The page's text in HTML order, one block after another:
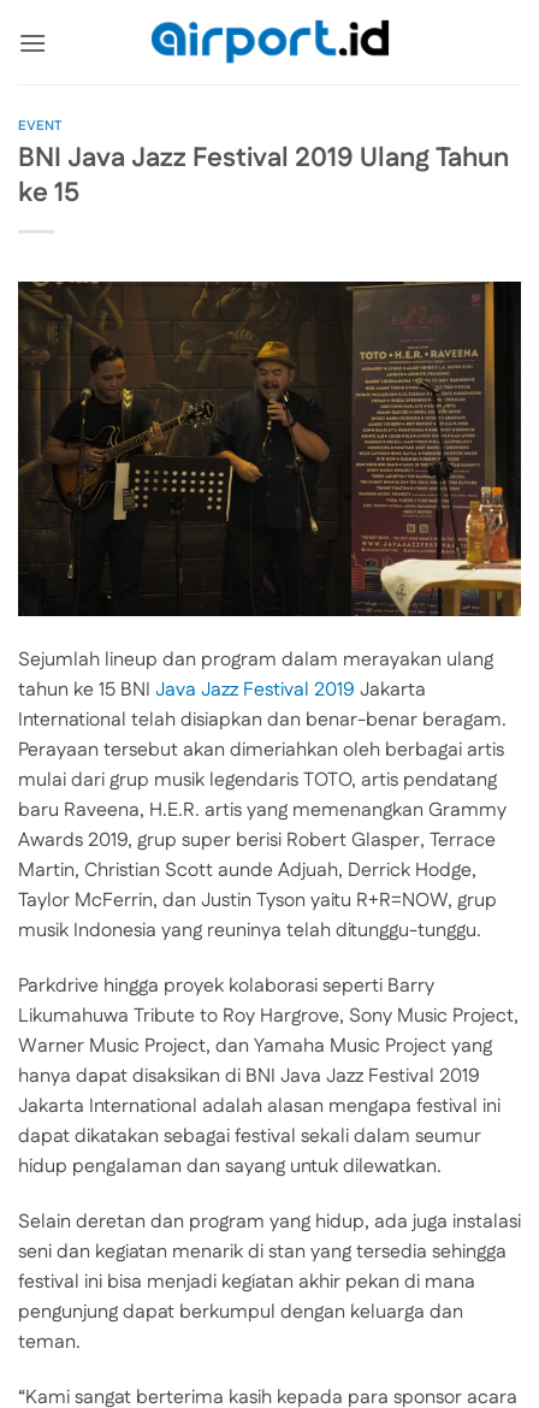
EVENT
BNI Java Jazz Festival 2019 Ulang Tahun
ke 15
Sejumlah lineup dan program dalam merayakan ulang
tahun ke 15 BNI Java Jazz Festival 2019 Jakarta
International telah disiapkan dan benar-benar beragam.
Perayaan tersebut akan dimeriahkan oleh berbagai artis
mulai dari grup musik legendaris TOTO, artis pendatang
baru Raveena, H.E.R. artis yang memenangkan Grammy
Awards 2019, grup super berisi Robert Glasper, Terrace
Martin, Christian Scott aunde Adjuah, Derrick Hodge,
Taylor McFerrin, dan Justin Tyson yaitu R+R=NOW, grup
musik Indonesia yang reuninya telah ditunggu-tunggu.
Parkdrive hingga proyek kolaborasi seperti Barry
Likumahuwa Tribute to Roy Hargrove, Sony Music Project,
Warner Music Project, dan Yamaha Music Project yang
hanya dapat disaksikan di BNI Java Jazz Festival 2019
Jakarta International adalah alasan mengapa festival ini
dapat dikatakan sebagai festival sekali dalam seumur
hidup pengalaman dan sayang untuk dilewatkan.
Selain deretan dan program yang hidup, ada juga instalasi
seni dan kegiatan menarik di stan yang tersedia sehingga
festival ini bisa menjadi kegiatan akhir pekan di mana
pengunjung dapat berkumpul dengan keluarga dan
teman.
“Kami sangat berterima kasih kepada para sponsor acara